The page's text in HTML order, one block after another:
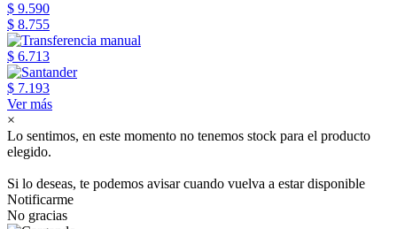
$ 9.590
$ 8.755
$ 6.713
$ 7.193
Ver más
×
Lo sentimos, en este momento no tenemos stock para el producto
elegido.
Si lo deseas, te podemos avisar cuando vuelva a estar disponible
Notificarme
No gracias